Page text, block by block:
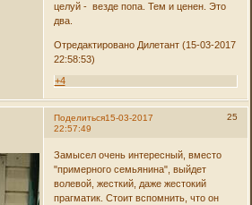
целуй - везде попа. Тем и ценен. Это
два.
Отредактировано Дилетант (15-03-2017
22:58:53)
+4
Поделиться 25
15-03-2017
22:57:49
Замысел очень интересный, вместо
"примерного семьянина", выйдет
волевой, жесткий, даже жестокий
прагматик. Стоит вспомнить, что он